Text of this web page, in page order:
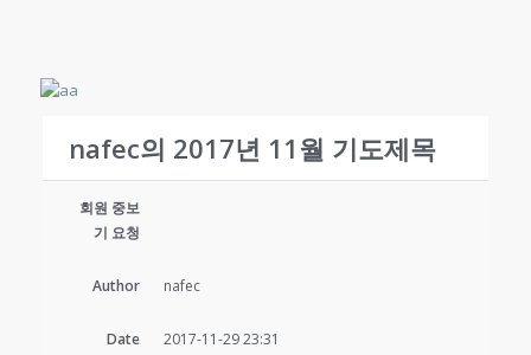
nafec의 2017년 11월 기도제목
회원 중보
기 요청
Author nafec
Date 2017-11-29 23:31